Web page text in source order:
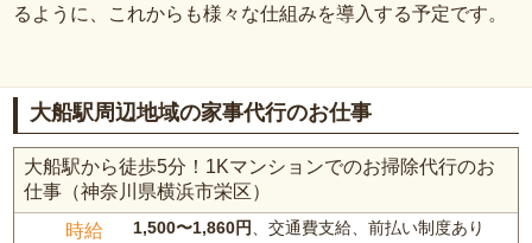
るように、これからも様々な仕組みを導入する予定です。
大船駅周辺地域の家事代行のお仕事
大船駅から徒歩5分！1Kマンションでのお掃除代行のお
仕事（神奈川県横浜市栄区）
時給 1,500〜1,860円、交通費支給、前払い制度あり